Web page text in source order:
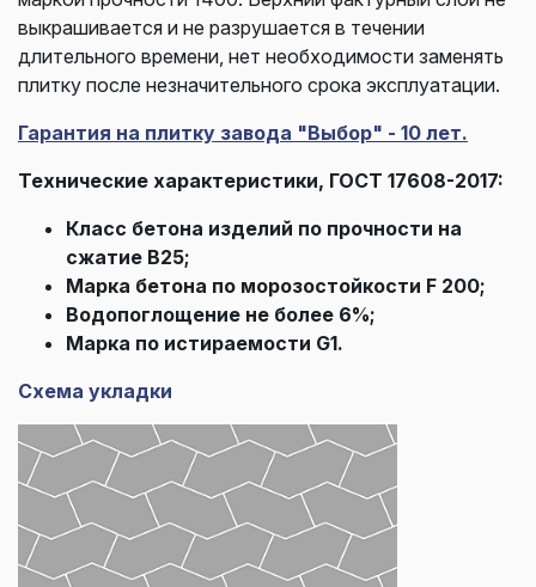
выкрашивается и не разрушается в течении
длительного времени, нет необходимости заменять
плитку после незначительного срока эксплуатации.
Гарантия на плитку завода "Выбор" - 10 лет.
Технические характеристики, ГОСТ 17608-2017:
Класс бетона изделий по прочности на
сжатие В25;
Марка бетона по морозостойкости F 200;
Водопоглощение не более 6%;
Марка по истираемости G1.
Схема укладки